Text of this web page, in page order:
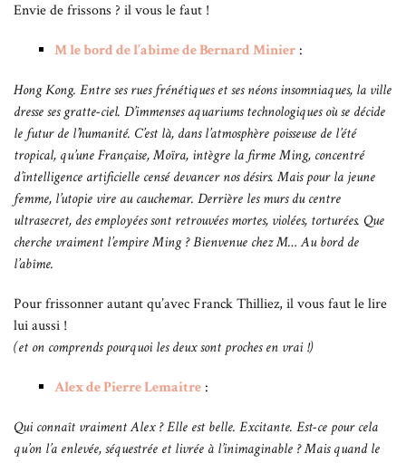
Envie de frissons ? il vous le faut !
M le bord de l’abime de Bernard Minier :
Hong Kong. Entre ses rues frénétiques et ses néons insomniaques, la ville
dresse ses gratte-ciel. D’immenses aquariums technologiques où se décide
le futur de l’humanité. C’est là, dans l’atmosphère poisseuse de l’été
tropical, qu’une Française, Moïra, intègre la firme Ming, concentré
d’intelligence artificielle censé devancer nos désirs. Mais pour la jeune
femme, l’utopie vire au cauchemar. Derrière les murs du centre
ultrasecret, des employées sont retrouvées mortes, violées, torturées. Que
cherche vraiment l’empire Ming ? Bienvenue chez M… Au bord de
l’abîme.
Pour frissonner autant qu’avec Franck Thilliez, il vous faut le lire
lui aussi !
(et on comprends pourquoi les deux sont proches en vrai !)
Alex de Pierre Lemaitre :
Qui connaît vraiment Alex ? Elle est belle. Excitante. Est-ce pour cela
qu’on l’a enlevée, séquestrée et livrée à l’inimaginable ? Mais quand le